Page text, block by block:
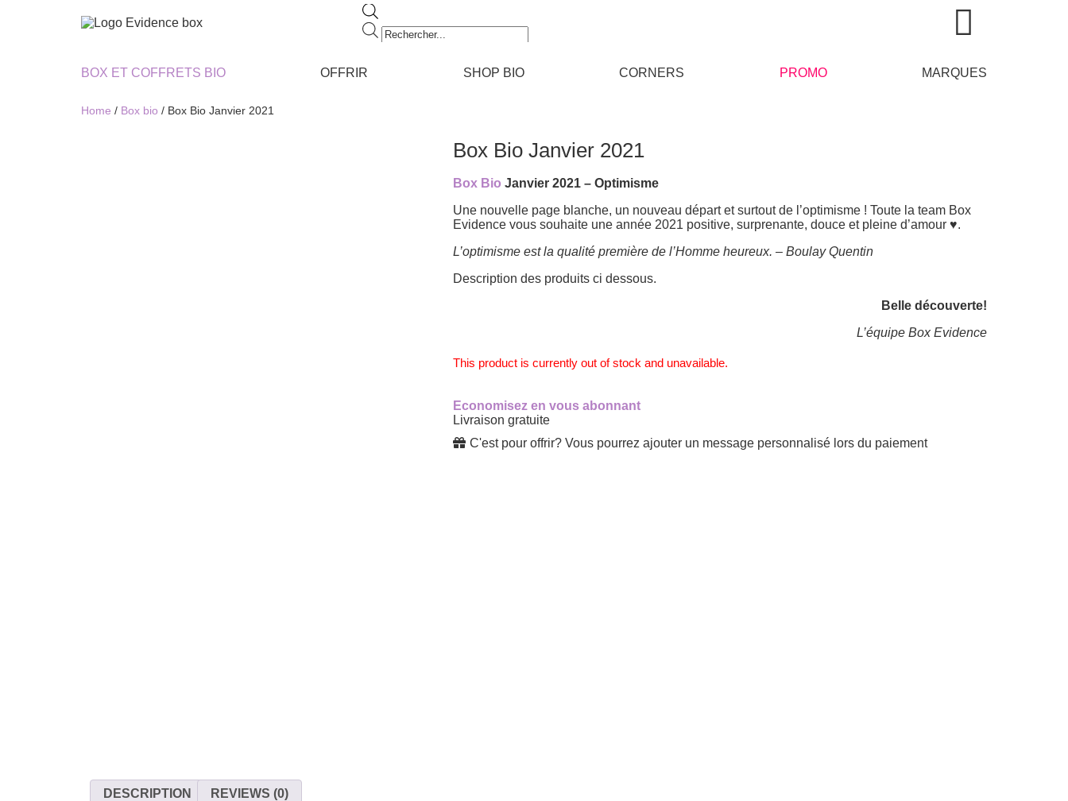
Recherche
de
BOX ET COFFRETS BIO
OFFRIR SHOP BIO CORNERS PROMO MARQUES
Home / Box bio / Box Bio Janvier 2021
Box Bio Janvier 2021
Box Bio Janvier 2021 – Optimisme
Une nouvelle page blanche, un nouveau départ et surtout de l’optimisme ! Toute la team Box
Evidence vous souhaite une année 2021 positive, surprenante, douce et pleine d’amour ♥.
L’optimisme est la qualité première de l’Homme heureux. – Boulay Quentin
Description des produits ci dessous.
Belle découverte!
L’équipe Box Evidence
This product is currently out of stock and unavailable.
Economisez en vous abonnant
Livraison gratuite
C'est pour offrir? Vous pourrez ajouter un message personnalisé lors du paiement
DESCRIPTION REVIEWS (0)